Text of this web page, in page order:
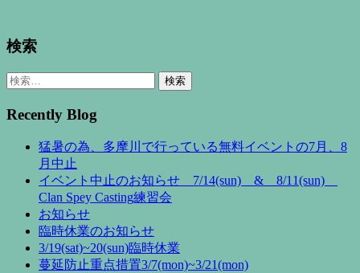
検索
検
Recently Blog
猛暑の為、多摩川で行っている無料イベントの7月、8
月中止
イベント中止のお知らせ 7/14(sun) & 8/11(sun)
Clan Spey Casting練習会
お知らせ
臨時休業のお知らせ
3/19(sat)~20(sun)臨時休業
蔓延防止重点措置3/7(mon)~3/21(mon)